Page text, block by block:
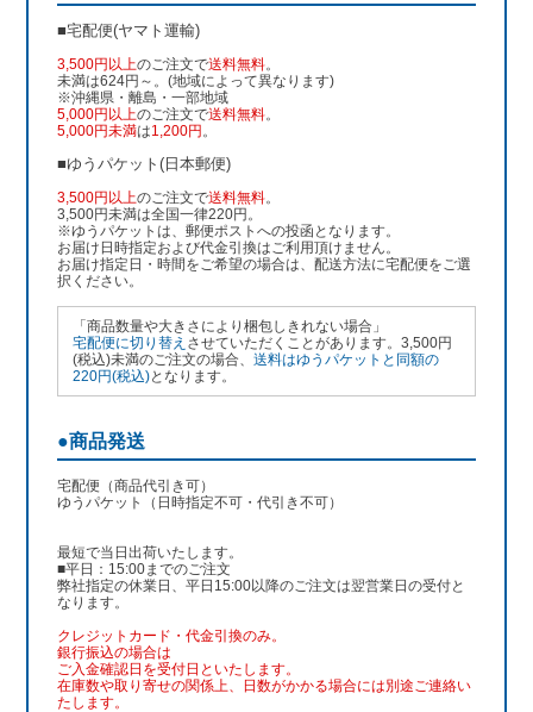
■宅配便(ヤマト運輸)
3,500円以上のご注文で送料無料。
未満は624円～。(地域によって異なります)
※沖縄県・離島・一部地域
5,000円以上のご注文で送料無料。
5,000円未満は1,200円 。
■ゆうパケット(日本郵便)
3,500円以上のご注文で送料無料。
3,500円未満は全国一律220円。
※ゆうパケットは、郵便ポストへの投函となります。
お届け日時指定および代金引換はご利用頂けません。
お届け指定日・時間をご希望の場合は、配送方法に宅配便をご選
択ください。
「商品数量や大きさにより梱包しきれない場合」
宅配便に切り替え させていただくことがあります。3,500円
(税込)未満のご注文の場合、送料はゆうパケットと同額の
220円(税込)となります。
●商品発送
宅配便（商品代引き可）
ゆうパケット（日時指定不可・代引き不可）
最短で当日出荷いたします。
■平日：15:00までのご注文
弊社指定の休業日、平日15:00以降のご注文は翌営業日の受付と
なります。
クレジットカード・代金引換のみ。
銀行振込の場合は
ご入金確認日を受付日といたします。
在庫数や取り寄せの関係上、日数がかかる場合には別途ご連絡い
たします。